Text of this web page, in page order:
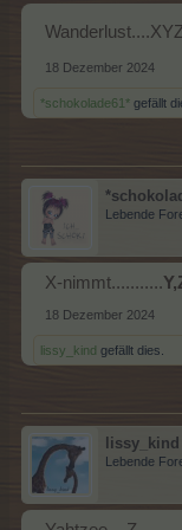
Wanderlust....XYZ
18 Dezember 2024
*schokolade61* gefällt
Lebende
X-nimmt...........
18 Dezember 2024
lissy_kind gefällt dies.
lissy_kind
Lebende